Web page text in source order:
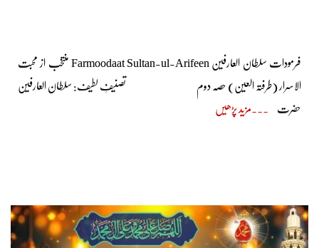
فرمودات سلطان العارفین Farmoodaat Sultan-ul-Arifeen منتخب از محبت
الاسرار (طرفتہ العین) حصہ دوم تصنیفِ لطیف: سلطان العارفین
حضرت مزید پڑھیں